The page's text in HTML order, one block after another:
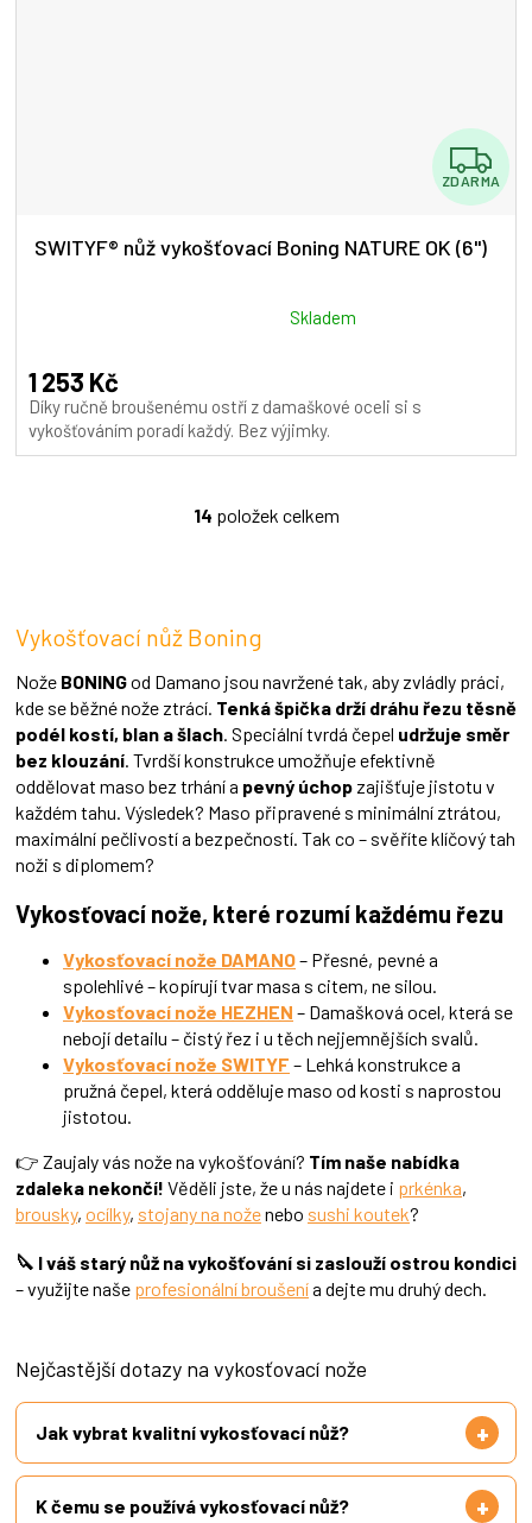
Z
D
ZDARMA
SWITYF® nůž vykošťovací Boning NATURE OK (6")
produktu
je
5,0
z
Skladem
1 253 Kč
Díky ručně broušenému ostří z damaškové oceli si s
vykošťováním poradí každý. Bez výjimky.
O
í
p
r
v
k
y
v
ý
s
u
14 položek celkem
Vykošťovací nůž Boning
Nože BONINGod Damano jsou navržené tak, aby zvládly práci,
kde se běžné nože ztrácí. Tenká špička drží dráhu řezu těsně
podél kostí, blan a šlach. Speciální tvrdá čepel udržuje směr
bez klouzání. Tvrdší konstrukce umožňuje efektivně
oddělovat maso bez trhání a pevný úchop zajišťuje jistotu v
každém tahu. Výsledek? Maso připravené s minimální ztrátou,
maximální pečlivostí a bezpečností. Tak co – svěříte klíčový tah
noži s diplomem?
Vykosťovací nože, které rozumí každému řezu
Vykosťovací nože DAMANO– Přesné, pevné a
spolehlivé – kopírují tvar masa s citem, ne silou.
Vykosťovací nože HEZHEN – Damašková ocel, která se
nebojí detailu – čistý řez i u těch nejjemnějších svalů.
Vykosťovací nože SWITYF – Lehká konstrukce a
pružná čepel, která odděluje maso od kosti s naprostou
jistotou.
👉 Zaujaly vás nože na vykošťování? Tím naše nabídka
zdaleka nekončí! Věděli jste, že u nás najdete i prkénka,
brousky, ocílky, stojany na noženebo sushi koutek?
🔪 I váš starý nůž na vykošťování si zaslouží ostrou kondici
– využijte naše profesionální broušenía dejte mu druhý dech.
Nejčastější dotazy na vykosťovací nože
Jak vybrat kvalitní vykosťovací nůž?
K čemu se používá vykosťovací nůž?